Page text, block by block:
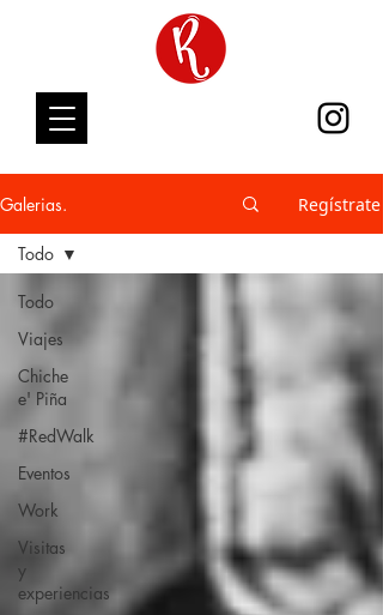
Galerias. Regístrate
Todo
Viajes
Chiche
e' Piña
#RedWalk
Eventos
Work
Visitas
y
experiencias
Todo